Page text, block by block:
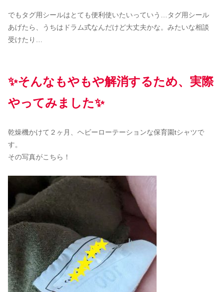
でもタグ用シールはとても便利使いたいっていう…タグ用シール
あげたら、うちはドラム式なんだけど大丈夫かな。みたいな相談
受けたり…
✨そんなもやもや解消するため、実際
やってみました✨
乾燥機かけて２ヶ月、ヘビーローテーションな保育園tシャツで
す。
その写真がこちら！